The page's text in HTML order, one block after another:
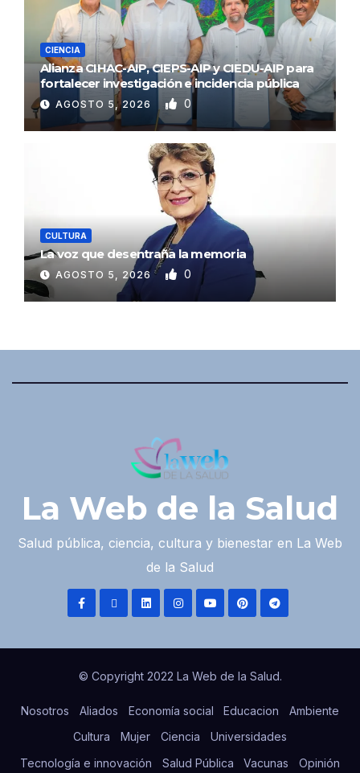
CIENCIA
Alianza CIHAC-AIP, CIEPS-AIP y CIEDU-AIP para
fortalecer investigación e incidencia pública
AGOSTO 5, 2026 0
CULTURA
La voz que desentraña la memoria
AGOSTO 5, 2026 0
La Web de la Salud
Salud pública, ciencia, cultura y bienestar en La Web
de la Salud
© Copyright 2022 La Web de la Salud.
Nosotros Aliados Economía social Educacion
Ambiente
Cultura
Mujer Ciencia
Universidades
Tecnología e innovación
Salud Pública Vacunas Opinión